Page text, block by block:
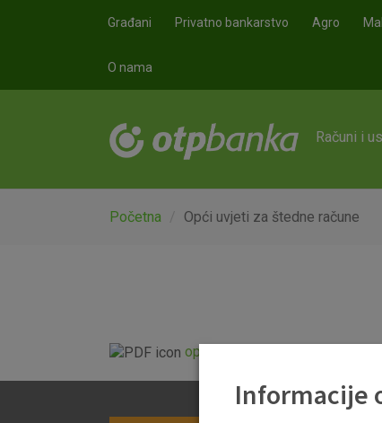
Građani Privatno bankarstvo Agro
O nama
Računi i
Početna Opći uvjeti za štedne račune
Informacije